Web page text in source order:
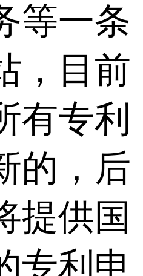
等一条
，目前
有专利
的，后
提供国
专利申